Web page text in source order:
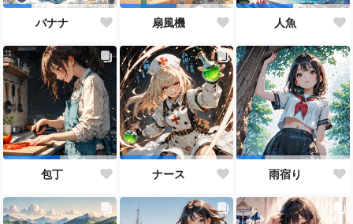
バナナ 扇風機 人魚
包丁 ナース 雨宿り